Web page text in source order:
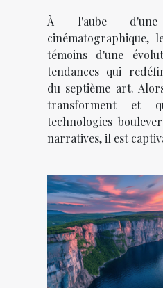
À l'aube
cinématographique,
témoins d'une
tendances qui
du septième art.
transforment et
technologies
narratives, il est